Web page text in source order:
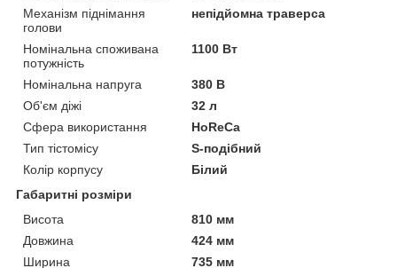
Механізм піднімання
голови
непідйомна траверса
Номінальна споживана
потужність
1100 Вт
Номінальна напруга
380 В
Об'єм діжі
32 л
Сфера використання
HoReCa
Тип тістомісу
S-подібний
Колір корпусу
Білий
Габаритні розміри
Висота
810 мм
Довжина
424 мм
Ширина
735 мм